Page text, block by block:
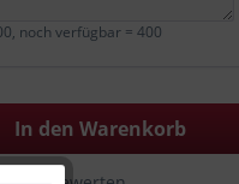
noch verfügbar = 400
In den Warenkorb